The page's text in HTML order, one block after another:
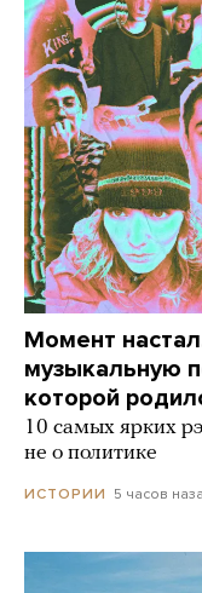
Момент
музыкальную
которой
10 самых ярких
не о политике
ИСТОРИИ 5 часов